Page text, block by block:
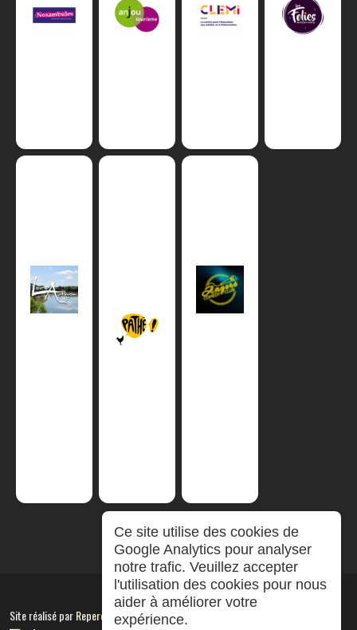
Site réalisé parRepereCom
Ce site utilise des cookies de
Google Analytics pour analyser
notre trafic. Veuillez accepter
l'utilisation des cookies pour nous
aider à améliorer votre
expérience.